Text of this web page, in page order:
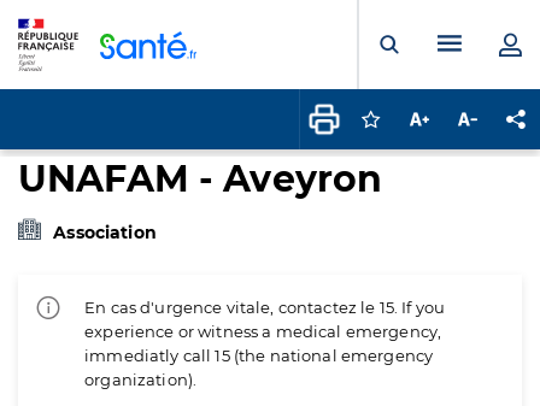
Ouvrir laMenu
Connectez-vous
Augmenter la
UNAFAM - Aveyron
Association
En cas d'urgence vitale, contactez le 15. If you
experience or witness a medical emergency,
immediatly call 15 (the national emergency
organization).